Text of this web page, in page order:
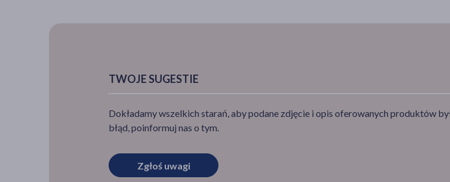
TWOJE SUGESTIE
Dokładamy wszelkich starań, aby podane zdjęcie i opis oferowanych produktów
błąd, poinformuj nas o tym.
Zgłoś uwagi